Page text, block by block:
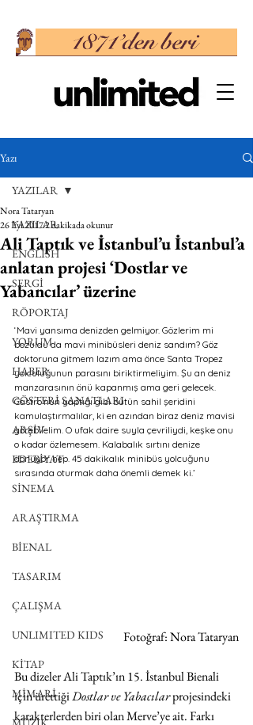
Yazı
YAZILAR
ENGLISH
SERGİ
RÖPORTAJ
YORUM
HABER
GÖSTERİ SANATLARI
ARŞİV
EDEBİYAT
SİNEMA
ARAŞTIRMA
BİENAL
TASARIM
ÇALIŞMA
UNLIMITED KIDS
KİTAP
MİMARİ
YAZILAR
Ali Taptık ve İstanbul’u İstanbul’a
anlatan projesi ‘Dostlar ve
Yabancılar’ üzerine
Nora Tataryan
26 Eyl 20172 dakikada okunur
‘Mavi yansıma denizden gelmiyor. Gözlerim mi
bozuldu da mavi minibüsleri deniz sandım? Göz
doktoruna gitmem lazım ama önce Santa Tropez
yolculuğunun parasını biriktirmeliyim. Şu an deniz
manzarasının önü kapanmış ama geri gelecek.
Castro’nun yaptığı gibi bütün sahil şeridini
kamulaştırmalılar, ki en azından biraz deniz mavisi
görebilelim. O ufak daire suyla çevriliydi, keşke onu
o kadar özlemesem. Kalabalık sırtını denize
dönüyor hep. 45 dakikalık minibüs yolcuğunu
sırasında oturmak daha önemli demek ki.’
Fotoğraf: Nora Tataryan
Bu dizeler Ali Taptık’ın 15. İstanbul Bienali
için ürettiği Dostlar ve Yabacılar projesindeki
karakterlerden biri olan Merve’ye ait. Farkı